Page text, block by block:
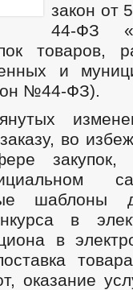
закон от
44-ФЗ
товаров,
и
№44-ФЗ).
во
шаблоны
в
в
оказание